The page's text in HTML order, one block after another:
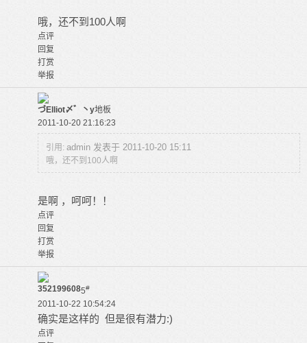
哦，还不到100人啊
点评
回复
打赏
举报
づElliot〆゛丶y地板
2011-10-20 21:16:23
引用: admin 发表于 2011-10-20 15:11
哦，还不到100人啊
是啊 ，呵呵！！
点评
回复
打赏
举报
3521996085#
2011-10-22 10:54:24
确实是这样的 但是很有潜力:)
点评